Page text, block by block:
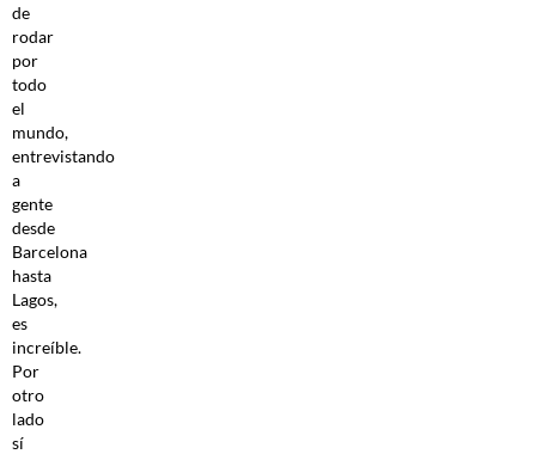
de
rodar
por
todo
el
mundo,
entrevistando
a
gente
desde
Barcelona
hasta
Lagos,
es
increíble.
Por
otro
lado
sí